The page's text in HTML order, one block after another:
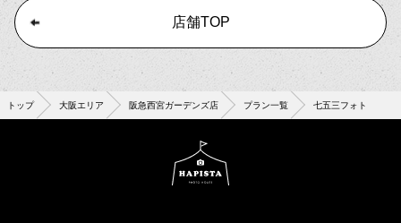
店舗TOP
トップ 大阪エリア 阪急西宮ガーデンズ店 プラン一覧 七五三フォト